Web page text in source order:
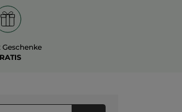
Geschenke